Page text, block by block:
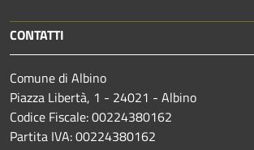
CONTATTI
Comune di Albino
Piazza Libertà, 1 - 24021 - Albino
Codice Fiscale: 00224380162
Partita IVA: 00224380162